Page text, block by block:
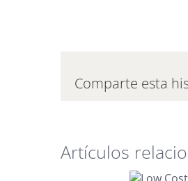
Comparte esta
Artículos